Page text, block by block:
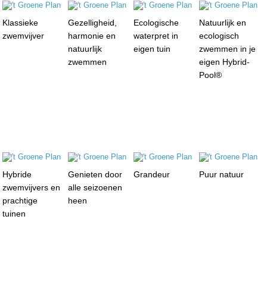
Klassieke
zwemvijver
Gezelligheid,
harmonie en
natuurlijk
zwemmen
Ecologische
waterpret in
eigen tuin
Natuurlijk en
ecologisch
zwemmen in je
eigen Hybrid-
Pool®
Hybride
zwemvijvers en
prachtige
tuinen
Genieten door
alle seizoenen
heen
Grandeur Puur natuur